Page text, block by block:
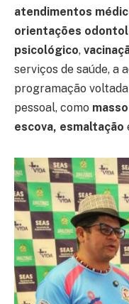
atendimentos
orientações
psicológico,
serviços de saúde, a
programação
pessoal, como
escova, esmaltação